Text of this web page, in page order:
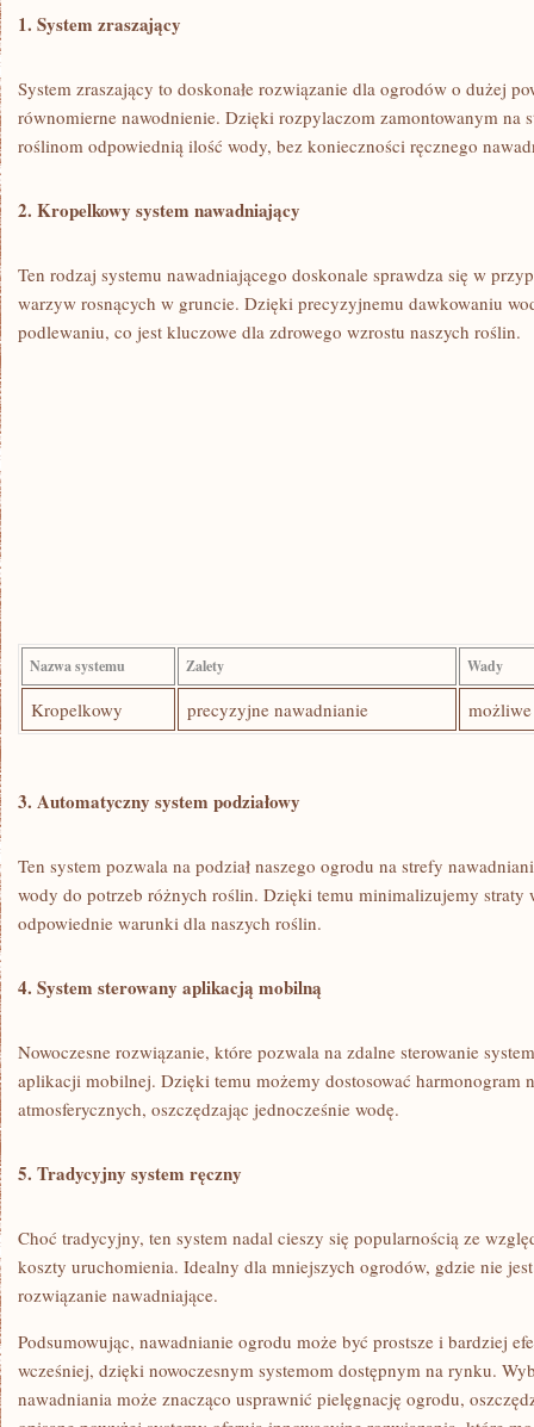
1. System ​zraszający
System zraszający to doskonałe rozwiązanie⁤ dla⁤ ogrodów o dużej‌
równomierne nawodnienie.⁣ Dzięki ​rozpylaczom ‍zamontowanym na
roślinom odpowiednią ilość wody,​ bez ​konieczności ręcznego‌
2. Kropelkowy system⁣ nawadniający
Ten rodzaj systemu nawadniającego doskonale sprawdza⁤ się w
warzyw rosnących⁤ w gruncie.⁢ Dzięki precyzyjnemu dawkowaniu
podlewaniu, co jest‌ kluczowe ⁣dla zdrowego wzrostu naszych roślin.
Nazwa systemu Zalety Wady
Kropelkowy precyzyjne nawadnianie
3.⁣ Automatyczny system podziałowy
Ten⁢ system pozwala na podział⁣ naszego ogrodu na⁤ strefy
wody⁣ do ​potrzeb‌ różnych roślin. Dzięki temu minimalizujemy straty
odpowiednie ​warunki dla naszych roślin.
4. System sterowany aplikacją mobilną
Nowoczesne rozwiązanie, które ⁤pozwala na zdalne ‍sterowanie
aplikacji mobilnej. ​Dzięki temu możemy dostosować ​harmonogram
⁣atmosferycznych, oszczędzając ‍jednocześnie wodę.
5. Tradycyjny system ręczny
Choć tradycyjny, ten system nadal cieszy się popularnością ‌ze
koszty ⁢uruchomienia. Idealny‌ dla⁣ mniejszych ogrodów, gdzie nie
rozwiązanie⁤ nawadniające.
Podsumowując, ⁢nawadnianie ogrodu może ​być prostsze ​i⁢ bardziej
wcześniej, dzięki nowoczesnym systemom dostępnym na rynku.
nawadniania może znacząco ‌usprawnić pielęgnację‌ ogrodu,